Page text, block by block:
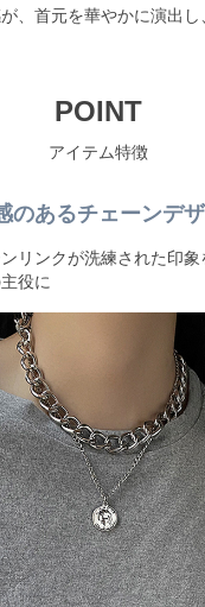
、首元を華やかに演出
POINT
アイテム特徴
のあるチェーンデ
リンクが洗練された印象
役に